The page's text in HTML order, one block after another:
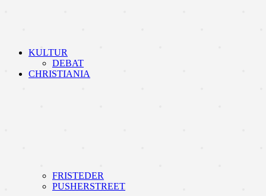
KULTUR
DEBAT
CHRISTIANIA
FRISTEDER
PUSHERSTREET